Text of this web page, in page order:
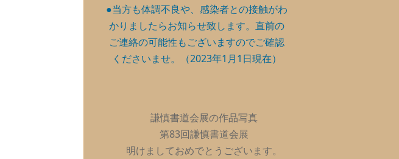
●当方も体調不良や、感染者との接触がわ
かりましたらお知らせ致します。直前の
ご連絡の可能性もございますのでご確認
くださいませ。（2023年1月1日現在）
謙慎書道会展の作品写真
第83回謙慎書道会展
明けましておめでとうございます。